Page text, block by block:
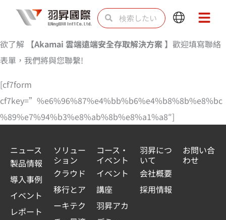
を
ス
ッ
プ
検
索 索
Main
Main
欲了解 【Akamai 雲端遠端安全存取解決方案 】 歡迎填寫聯絡
表單，我們將與您聯繫!
[cf7form
cf7key=”%e6%96%87%e4%bb%b6%e4%b8%8b%e8%bc
%89%e7%94%b3%e8%ab%8b%e8%a1%a8″]
ニュース
製品情報
導入事例
イベント
レポート
ソリュー
ション
クラウド
移行とア
ーキテク
コース・
イベント
イベント
講座
羽昇アカ
羽昇につ
いて
会社概要
採用情報
お問い合
わせ